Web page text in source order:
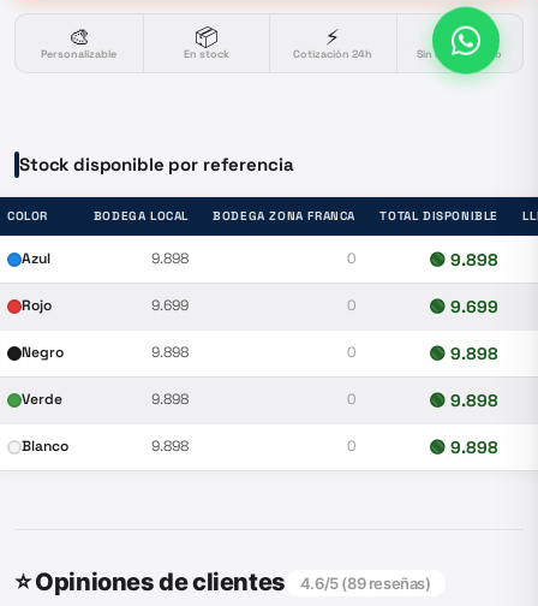
🎨
Personalizable
📦
En stock
⚡
Cotización 24h
🔒
Sin compromiso
Stock disponible por referencia
COLOR BODEGA LOCAL BODEGA ZONA FRANCA TOTAL DISPONIBLE
Azul 9.898 0 🟢 9.898
Rojo 9.699 0 🟢 9.699
Negro 9.898 0 🟢 9.898
Verde 9.898 0 🟢 9.898
Blanco 9.898 0 🟢 9.898
⭐ Opiniones de clientes 4.6/5 (89reseñas)